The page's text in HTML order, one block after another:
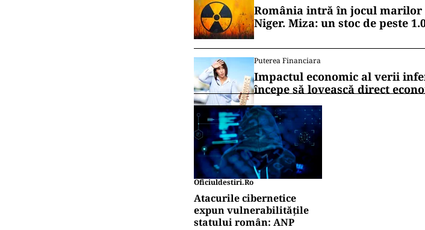
România intră în jocul
Niger. Miza: un stoc de peste
Puterea Financiara
Impactul economic al verii
începe să lovească direct
Oficiuldestiri.ro
Atacurile cibernetice
expun vulnerabilitățile
statului român: ANP